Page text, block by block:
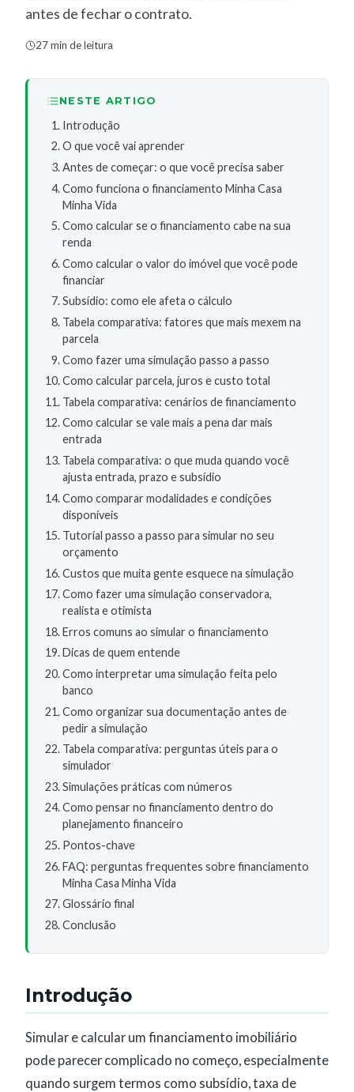
antes de fechar o contrato.
27 min de leitura
NESTE ARTIGO
Introdução
O que você vai aprender
Antes de começar: o que você precisa saber
Como funciona o financiamento Minha Casa
Minha Vida
Como calcular se o financiamento cabe na sua
renda
Como calcular o valor do imóvel que você pode
financiar
Subsídio: como ele afeta o cálculo
Tabela comparativa: fatores que mais mexem na
parcela
Como fazer uma simulação passo a passo
Como calcular parcela, juros e custo total
Tabela comparativa: cenários de financiamento
Como calcular se vale mais a pena dar mais
entrada
Tabela comparativa: o que muda quando você
ajusta entrada, prazo e subsídio
Como comparar modalidades e condições
disponíveis
Tutorial passo a passo para simular no seu
orçamento
Custos que muita gente esquece na simulação
Como fazer uma simulação conservadora,
realista e otimista
Erros comuns ao simular o financiamento
Dicas de quem entende
Como interpretar uma simulação feita pelo
banco
Como organizar sua documentação antes de
pedir a simulação
Tabela comparativa: perguntas úteis para o
simulador
Simulações práticas com números
Como pensar no financiamento dentro do
planejamento financeiro
Pontos-chave
FAQ: perguntas frequentes sobre financiamento
Minha Casa Minha Vida
Glossário final
Conclusão
Introdução
Simular e calcular um financiamento imobiliário
pode parecer complicado no começo, especialmente
quando surgem termos como subsídio, taxa de